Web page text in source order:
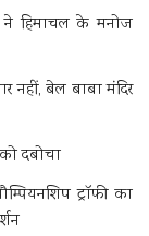
ने हिमाचल के मनोज
नहीं, बेल बाबा मंदिर
दबोचा
ट्रॉफी का